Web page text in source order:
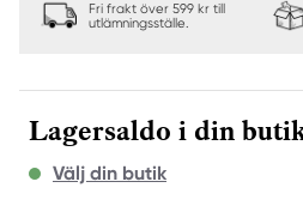
Fri frakt över 599 kr till
utlämningsställe.
Lagersaldo i din
Välj din butik